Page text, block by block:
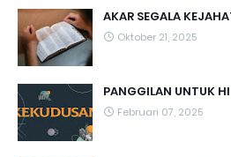
AKAR SEGALA
Oktober 21, 2025
PANGGILAN UNTUK
Februari 07, 2025